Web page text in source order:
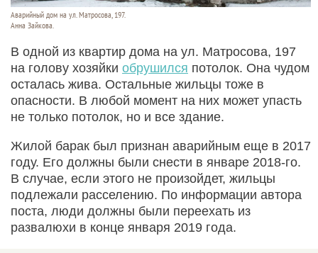
Аварийный дом на ул. Матросова, 197.
Анна Зайкова.
В одной из квартир дома на ул. Матросова, 197
на голову хозяйки обрушился потолок. Она чудом
осталась жива. Остальные жильцы тоже в
опасности. В любой момент на них может упасть
не только потолок, но и все здание.
Жилой барак был признан аварийным еще в 2017
году. Его должны были снести в январе 2018-го.
В случае, если этого не произойдет, жильцы
подлежали расселению. По информации автора
поста, люди должны были переехать из
развалюхи в конце января 2019 года.